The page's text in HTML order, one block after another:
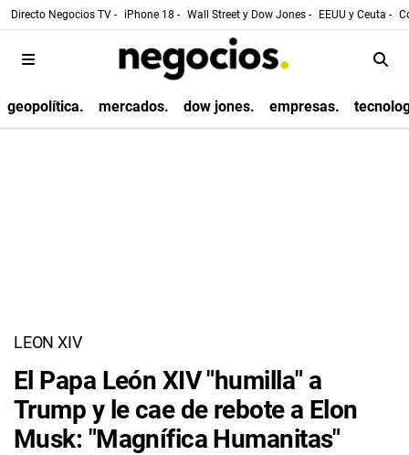
Directo Negocios TV - iPhone 18 - Wall Street y Dow Jones - EEUU y Ceuta -
geopolítica. mercados. dow jones. empresas.
LEON XIV
El Papa León XIV "humilla" a
Trump y le cae de rebote a Elon
Musk: "Magnífica Humanitas"